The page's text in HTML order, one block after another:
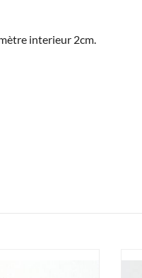
interieur 2cm.